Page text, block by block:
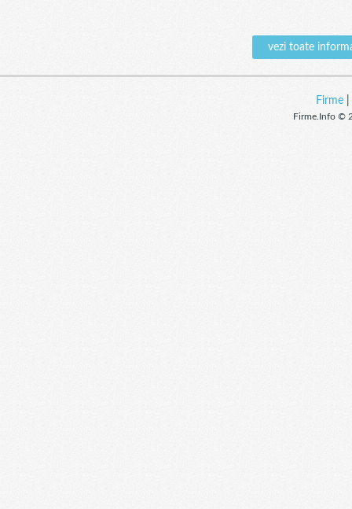
vezi toate
Firme|
Firme.Info ©